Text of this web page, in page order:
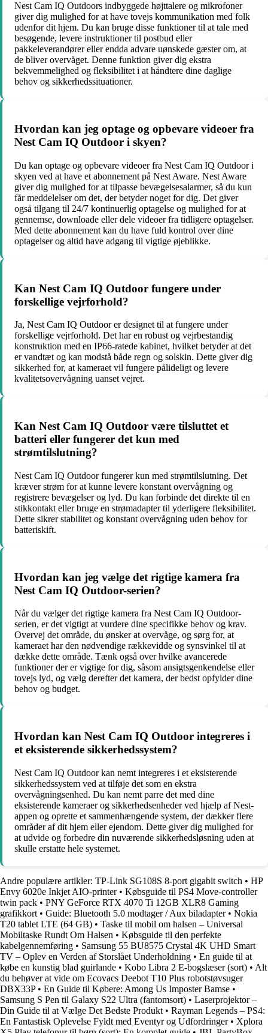
Nest Cam IQ Outdoors indbyggede højttalere og mikrofoner
giver dig mulighed for at have tovejs kommunikation med folk
udenfor dit hjem. Du kan bruge disse funktioner til at tale med
besøgende, levere instruktioner til postbud eller
pakkeleverandører eller endda advare uønskede gæster om, at
de bliver overvåget. Denne funktion giver dig ekstra
bekvemmelighed og fleksibilitet i at håndtere dine daglige
behov og sikkerhedssituationer.
Hvordan kan jeg optage og opbevare videoer fra
Nest Cam IQ Outdoor i skyen?
Du kan optage og opbevare videoer fra Nest Cam IQ Outdoor i
skyen ved at have et abonnement på Nest Aware. Nest Aware
giver dig mulighed for at tilpasse bevægelsesalarmer, så du kun
får meddelelser om det, der betyder noget for dig. Det giver
også tilgang til 24/7 kontinuerlig optagelse og mulighed for at
gennemse, downloade eller dele videoer fra tidligere optagelser.
Med dette abonnement kan du have fuld kontrol over dine
optagelser og altid have adgang til vigtige øjeblikke.
Kan Nest Cam IQ Outdoor fungere under
forskellige vejrforhold?
Ja, Nest Cam IQ Outdoor er designet til at fungere under
forskellige vejrforhold. Det har en robust og vejrbestandig
konstruktion med en IP66-ratede kabinet, hvilket betyder at det
er vandtæt og kan modstå både regn og solskin. Dette giver dig
sikkerhed for, at kameraet vil fungere pålideligt og levere
kvalitetsovervågning uanset vejret.
Kan Nest Cam IQ Outdoor være tilsluttet et
batteri eller fungerer det kun med
strømtilslutning?
Nest Cam IQ Outdoor fungerer kun med strømtilslutning. Det
kræver strøm for at kunne levere konstant overvågning og
registrere bevægelser og lyd. Du kan forbinde det direkte til en
stikkontakt eller bruge en strømadapter til yderligere fleksibilitet.
Dette sikrer stabilitet og konstant overvågning uden behov for
batteriskift.
Hvordan kan jeg vælge det rigtige kamera fra
Nest Cam IQ Outdoor-serien?
Når du vælger det rigtige kamera fra Nest Cam IQ Outdoor-
serien, er det vigtigt at vurdere dine specifikke behov og krav.
Overvej det område, du ønsker at overvåge, og sørg for, at
kameraet har den nødvendige rækkevidde og synsvinkel til at
dække dette område. Tænk også over hvilke avancerede
funktioner der er vigtige for dig, såsom ansigtsgenkendelse eller
tovejs lyd, og vælg derefter det kamera, der bedst opfylder dine
behov og budget.
Hvordan kan Nest Cam IQ Outdoor integreres i
et eksisterende sikkerhedssystem?
Nest Cam IQ Outdoor kan nemt integreres i et eksisterende
sikkerhedssystem ved at tilføje det som en ekstra
overvågningsenhed. Du kan nemt parre det med dine
eksisterende kameraer og sikkerhedsenheder ved hjælp af Nest-
appen og oprette et sammenhængende system, der dækker flere
områder af dit hjem eller ejendom. Dette giver dig mulighed for
at udvide og forbedre din nuværende sikkerhedsløsning uden at
skulle erstatte hele systemet.
Andre populære artikler: TP-Link SG108S 8-port gigabit switch • HP
Envy 6020e Inkjet AIO-printer• Købsguide til PS4 Move-controller
twin pack • PNY GeForce RTX 4070 Ti 12GB XLR8 Gaming
grafikkort • Guide: Bluetooth 5.0 modtager / Aux biladapter• Nokia
T20 tablet LTE (64 GB) • Taske til mobil om halsen – Universal
Mobiltaske Rundt Om Halsen • Købsguide til den perfekte
kabelgennemføring • Samsung 55 BU8575 Crystal 4K UHD Smart
TV – Oplev en Verden af Storslået Underholdning • En guide til at
købe en kunstig blad guirlande • Kobo Libra 2 E-bogslæser (sort) • Alt
du behøver at vide om Ecovacs Deebot T10 Plus robotstøvsuger
DBX33P• En Guide til Købere: Among Us Imposter Bamse •
Samsung S Pen til Galaxy S22 Ultra (fantomsort) • Laserprojektor –
Din Guide til at Vælge Det Bedste Produkt • Rayman Legends – PS4:
En Fantastisk Oplevelse Fyldt med Eventyr og Udfordringer• Xplora